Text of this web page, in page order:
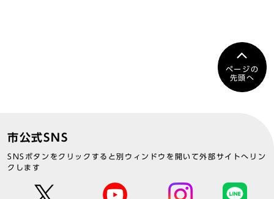
ページの
先頭へ
市公式SNS
SNSボタンをクリックすると別ウィンドウを開いて外部サイトへリン
クします